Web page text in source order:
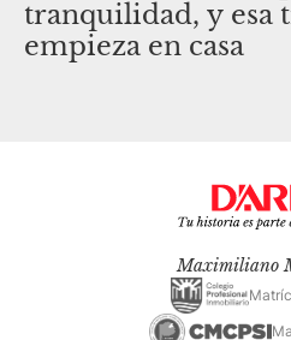
tranquilidad, y esa
empieza en casa
Maximiliano